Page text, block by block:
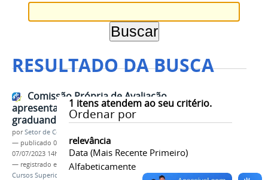
RESULTADO DA BUSCA
1 itens atendem ao seu critério.
Ordenar por
relevância
Data (mais Recente Primeiro)
Alfabeticamente
Comissão Própria de Avaliação
apresenta relatórios a
graduandos e docentes
porSetor de Comunicação
— publicado 05/07/2023—última modificação
07/07/2023 14h12
— registrado em:
CPA,Relatório de Avaliação
Cursos Superiores
Campus Governador